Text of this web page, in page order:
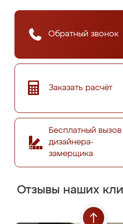
Обратный звонок
Заказать расчёт
Бесплатный вызов
дизайнера-
замерщика
Отзывы наших